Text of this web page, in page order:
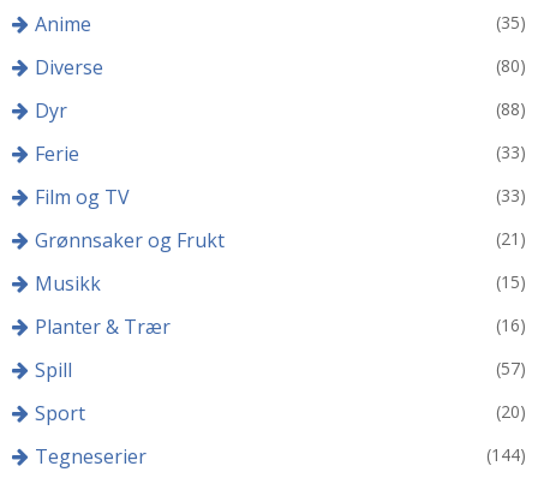
Anime (35)
Diverse (80)
Dyr (88)
Ferie (33)
Film og TV (33)
Grønnsaker og Frukt (21)
Musikk (15)
Planter & Trær (16)
Spill (57)
Sport (20)
Tegneserier (144)